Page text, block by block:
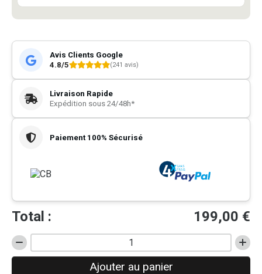
Avis Clients Google
4.8/5
(241 avis)
Livraison Rapide
Expédition sous 24/48h*
Paiement 100% Sécurisé
Total : 199,00 €
quantité
de
Ajouter au panier